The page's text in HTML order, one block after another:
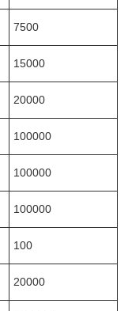
7500
15000
20000
100000
100000
100000
100
20000